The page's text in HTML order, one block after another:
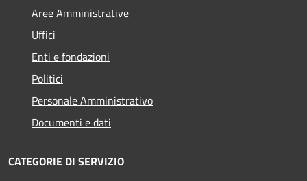
Aree Amministrative
Uffici
Enti e fondazioni
Politici
Personale Amministrativo
Documenti e dati
CATEGORIE DI SERVIZIO